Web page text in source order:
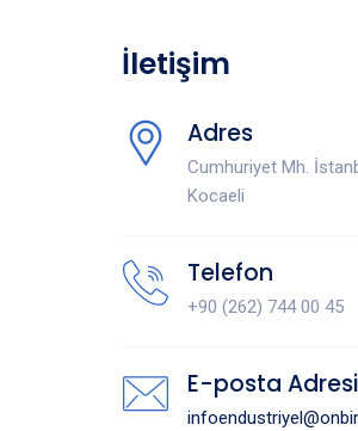
İletişim
Adres
Cumhuriyet Mh.
Kocaeli
Telefon
+90 (262) 744 00 45
E-posta Adresi